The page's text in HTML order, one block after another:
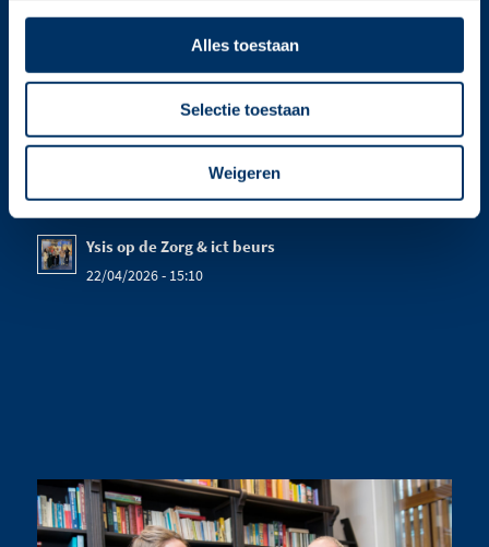
Alles toestaan
Selectie toestaan
Weigeren
LAATSTE NIEUWS
Kom ook naar het Verenso congres!
13/05/2026 - 15:41
Ysis op de Zorg & ict beurs
22/04/2026 - 15:10